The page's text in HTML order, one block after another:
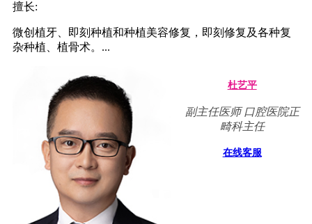
擅长:
微创植牙、即刻种植和种植美容修复，即刻修复及各种复
杂种植、植骨术。...
杜艺平
副主任医师 口腔医院正
畸科主任
在线客服